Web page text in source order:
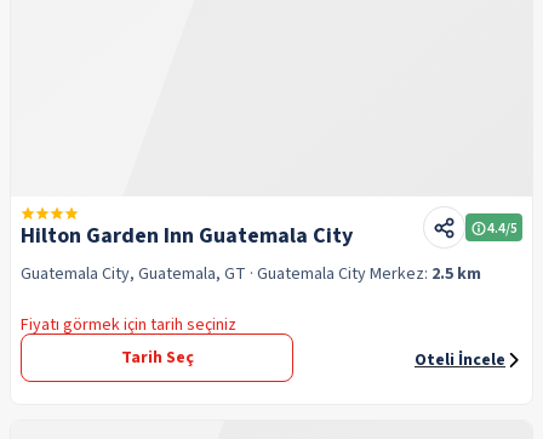
Hilton Garden Inn Guatemala City 4.4/5
Guatemala City, Guatemala, GT · Guatemala CityMerkez: 2.5 km
Fiyatı görmek için tarih seçiniz
Tarih Seç
Oteli İncele